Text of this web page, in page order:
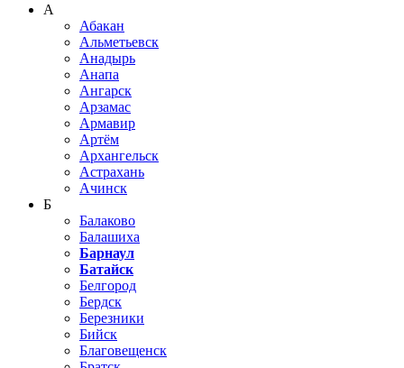
А
Абакан
Альметьевск
Анадырь
Анапа
Ангарск
Арзамас
Армавир
Артём
Архангельск
Астрахань
Ачинск
Б
Балаково
Балашиха
Барнаул
Батайск
Белгород
Бердск
Березники
Бийск
Благовещенск